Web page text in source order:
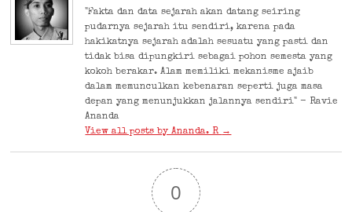
"Fakta dan data sejarah akan datang seiring
pudarnya sejarah itu sendiri, karena pada
hakikatnya sejarah adalah sesuatu yang pasti dan
tidak bisa dipungkiri sebagai pohon semesta yang
kokoh berakar. Alam memiliki mekanisme ajaib
dalam memunculkan kebenaran seperti juga masa
depan yang menunjukkan jalannya sendiri" - Ravie
Ananda
View all posts by Ananda. R →
0